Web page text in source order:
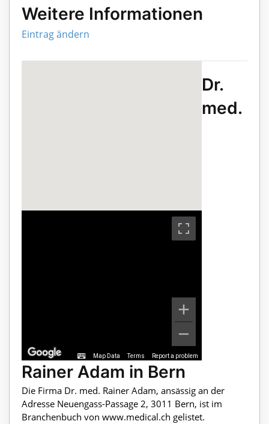
Weitere Informationen
Eintrag ändern
Map Data Terms Report a problem
Dr.
med.
Rainer Adam in Bern
Die Firma Dr. med. Rainer Adam, ansässig an der
Adresse Neuengass-Passage 2, 3011 Bern, ist im
Branchenbuch von www.medical.ch gelistet.